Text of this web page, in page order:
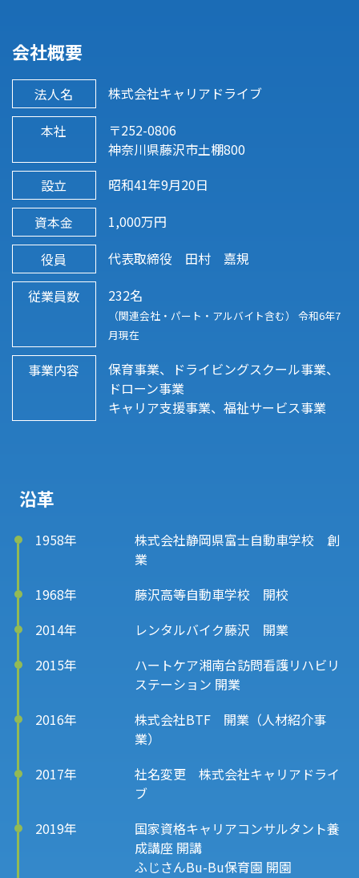
会社概要
法人名
株式会社キャリアドライブ
本社
〒252-0806
神奈川県藤沢市土棚800
設立
昭和41年9月20日
資本金
1,000万円
役員
代表取締役 田村 嘉規
従業員数
232名
（関連会社・パート・アルバイト含む） 令和6年7
月現在
事業内容
保育事業、ドライビングスクール事業、
ドローン事業
キャリア支援事業、福祉サービス事業
沿革
1958年
株式会社静岡県富士自動車学校 創
業
1968年
藤沢高等自動車学校 開校
2014年
レンタルバイク藤沢 開業
2015年
ハートケア湘南台訪問看護リハビリ
ステーション 開業
2016年
株式会社BTF 開業（人材紹介事
業）
2017年
社名変更 株式会社キャリアドライ
ブ
2019年
国家資格キャリアコンサルタント養
成講座 開講
ふじさんBu-Bu保育園 開園